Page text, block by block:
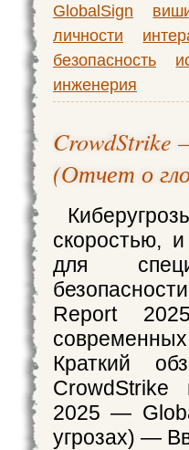
GlobalSign
личности
безопасность
инженерия
CrowdStrike
(Отчет о
скоростью,
для
Report
современных
Краткий
2025 —
угрозах) —